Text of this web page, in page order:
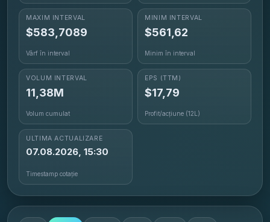
MAXIM INTERVAL
$583,7089
Vârf în interval
MINIM INTERVAL
$561,62
Minim în interval
VOLUM INTERVAL
11,38M
Volum cumulat
EPS (TTM)
$17,79
Profit/acțiune (12L)
ULTIMA ACTUALIZARE
07.08.2026, 15:30
Timestamp cotație